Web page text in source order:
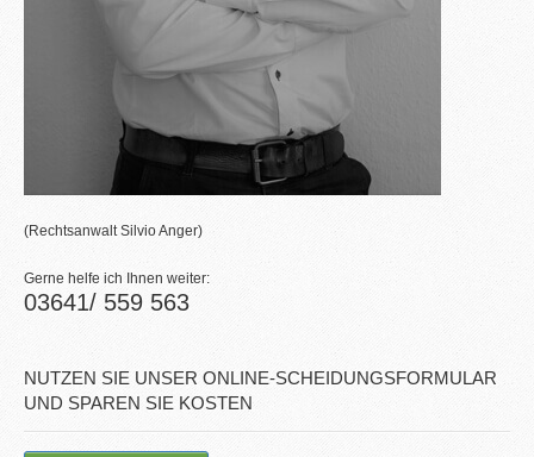
(Rechtsanwalt Silvio Anger)
Gerne helfe ich Ihnen weiter:
03641/ 559 563
NUTZEN SIE UNSER ONLINE-SCHEIDUNGSFORMULAR
UND SPAREN SIE KOSTEN